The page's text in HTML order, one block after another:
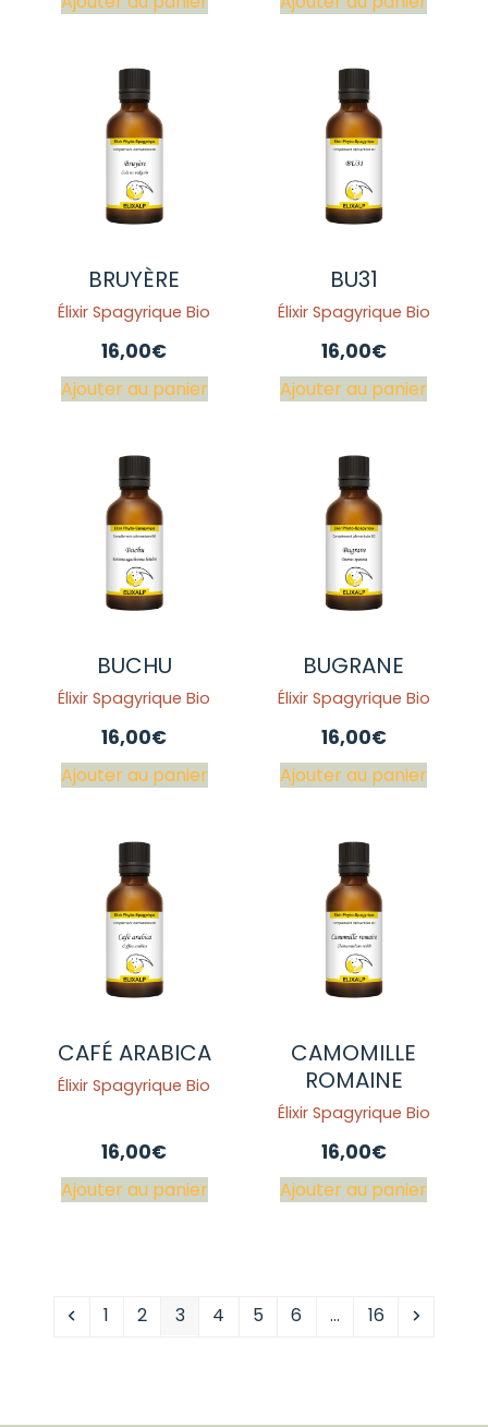
BRUYÈRE
Élixir Spagyrique Bio
16,00€
Ajouter au panier
BU31
Élixir Spagyrique Bio
16,00€
Ajouter au panier
BUCHU
Élixir Spagyrique Bio
16,00€
Ajouter au panier
BUGRANE
Élixir Spagyrique Bio
16,00€
Ajouter au panier
CAFÉ ARABICA
Élixir Spagyrique Bio
16,00€
Ajouter au panier
CAMOMILLE
ROMAINE
Élixir Spagyrique Bio
16,00€
Ajouter au panier
Précédent
Page
1 Page
2 Page
3 Page
4 Page
5 Page
6 … Page
16 Suivant